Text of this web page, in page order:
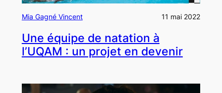
Mia Gagné Vincent 11 mai 2022
Une équipe de natation à
l’UQAM : un projet en devenir